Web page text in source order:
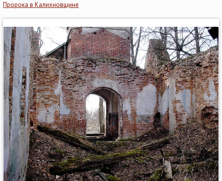
Пророка в Калихновщине